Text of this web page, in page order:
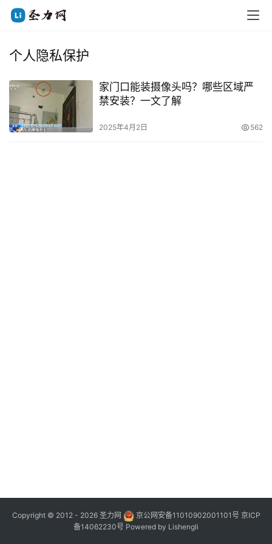
个人隐私保护
家门口能装摄像头吗？哪些区域严
禁安装？一文了解
2025年4月2日 562
Copyright © 2012 - 2026 圣力网 京公网安备11010902001101号 京ICP
备14062230号 Powered by Lishengli